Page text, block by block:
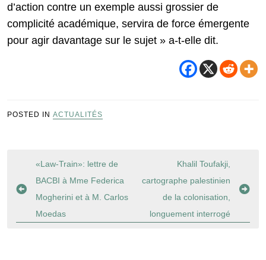
d’action contre un exemple aussi grossier de
complicité académique, servira de force émergente
pour agir davantage sur le sujet » a-t-elle dit.
POSTED IN ACTUALITÉS
Navigation
de
l’article
«Law-Train»: lettre de
BACBI à Mme Federica
Mogherini et à M. Carlos
Moedas
Khalil Toufakji,
cartographe palestinien
de la colonisation,
longuement interrogé